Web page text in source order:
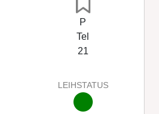
P
Tel
21
LEIHSTATUS